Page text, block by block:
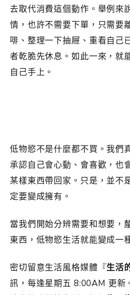
去取代消費這個動作。舉例來
情，也許不需要下單，只需要
啡、整理一下抽屜、重看自己
者乾脆先休息。如此一來，就
自己手上。
低物慾不是什麼都不買。我們
承認自己會心動、會喜歡，也
某樣東西帶回家。只是，並不
定要變成擁有。
當我們開始分辨需要和想要，
東西，低物慾生活就能變成一
密切留意生活風格媒體『生活
訊，每逢星期五 8:00AM 更新